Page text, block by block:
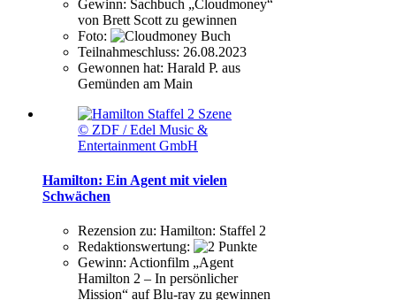
Gewinn: Sachbuch „Cloudmoney“
von Brett Scott zu gewinnen
Foto:
Teilnahmeschluss: 26.08.2023
Gewonnen hat: Harald P. aus
Gemünden am Main
© ZDF / Edel Music &
Entertainment GmbH
Hamilton: Ein Agent mit vielen
Schwächen
Rezension zu: Hamilton: Staffel 2
Redaktionswertung:
Gewinn: Actionfilm „Agent
Hamilton 2 – In persönlicher
Mission“ auf Blu-ray zu gewinnen